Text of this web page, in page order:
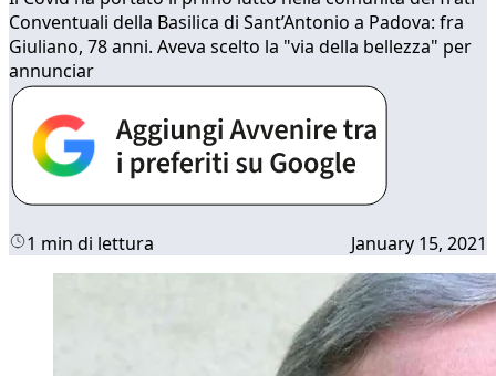
Conventuali della Basilica di Sant’Antonio a Padova: fra
Giuliano, 78 anni. Aveva scelto la "via della bellezza" per
annunciar
1 min di lettura January 15, 2021